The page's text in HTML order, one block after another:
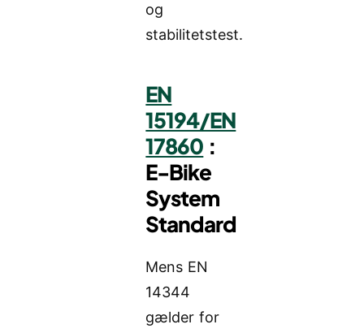
og
stabilitetstest.
EN
15194/EN
17860 :
E-Bike
System
Standard
Mens EN
14344
gælder for